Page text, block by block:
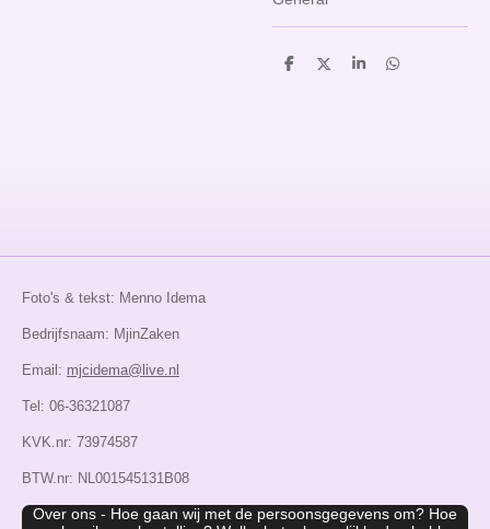
D
D
S
D
Foto's & tekst: Menno Idema
Bedrijfsnaam: MjinZaken
Email: mjcidema@live.nl
Tel: 06-36321087
KVK.nr: 73974587
BTW.nr: NL001545131B08
Over ons - Hoe gaan wij met de persoonsgegevens om? Hoe